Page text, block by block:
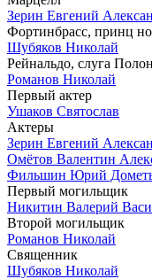
Зерин Евгений
Фортинбрасс, принц
Шубяков Николай
Рейнальдо, слуга
Романов Николай
Первый актер
Ушаков Святослав
Актеры
Зерин Евгений
Омётов Валентин
Фильшин Юрий
Первый могильщик
Никитин Валерий
Второй могильщик
Романов Николай
Священник
Шубяков Николай